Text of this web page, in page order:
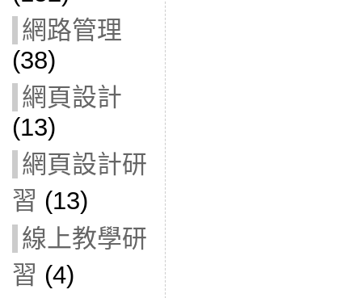
網路管理
(38)
網頁設計
(13)
網頁設計研
習 (13)
線上教學研
習 (4)